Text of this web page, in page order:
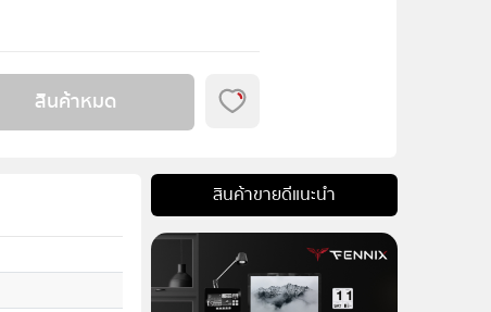
สินค้าหมด
สินค้าขายดีแนะนำ